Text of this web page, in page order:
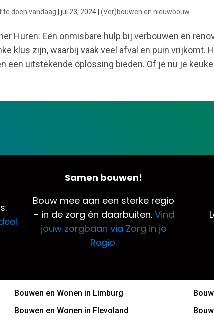
te doen vandaag |jul 23, 2024 |(Ver)bouwen en nieuwbouw
Huren: Een onmisbare hulp bij verbouwen en
klus zijn, waarbij vaak veel afval en puin vrijkomt.
een uitstekende oplossing bieden. Of je nu je
Samen bouwen!
Bouw mee aan een sterke regio
– in de zorg én daarbuiten. Vind
jouw zorgbaan via Zorg in je
Regio.
Bouwen en Wonen in Limburg
Bouwen en Wonen in Flevoland